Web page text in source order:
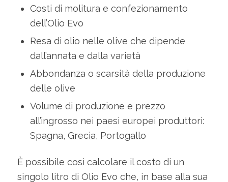
Costi di molitura e confezionamento
dell’Olio Evo
Resa di olio nelle olive che dipende
dall’annata e dalla varietà
Abbondanza o scarsità della produzione
delle olive
Volume di produzione e prezzo
all’ingrosso nei paesi europei produttori:
Spagna, Grecia, Portogallo
È possibile così calcolare il costo di un
singolo litro di Olio Evo che, in base alla sua